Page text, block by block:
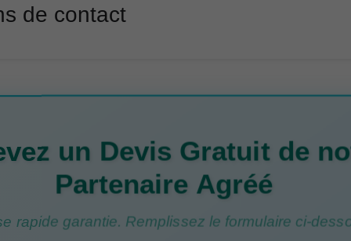
de contact
un Devis Gratuit de
Partenaire Agréé
rapide garantie. Remplissez le formulaire ci-